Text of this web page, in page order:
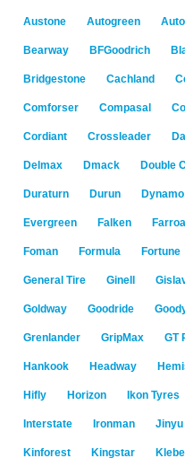
Austone Autogreen
Bearway BFGoodrich
Bridgestone Cachland
Comforser Compasal
Cordiant Crossleader
Delmax Dmack Double
Duraturn Durun Dynamo
Evergreen Falken
Foman Formula Fortune
General Tire Ginell
Goldway Goodride
Grenlander GripMax GT
Hankook Headway
Hifly Horizon Ikon Tyres
Interstate Ironman Jinyu
Kinforest Kingstar